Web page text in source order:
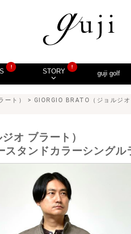
!
STORY
!
guji golf
ート）
> GIORGIO BRATO（ジョルジ